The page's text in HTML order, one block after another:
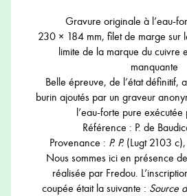
Gravure originale à l’eau-
230 × 184 mm, filet de marge sur
limite de la marque du cuivre
manquante
Belle épreuve, de l’état définitif,
burin ajoutés par un graveur
l’eau-forte pure
Référence : P. de
Provenance : P. P.(Lugt 2103 c),
Nous sommes ici en présence
réalisée par Fredou.
coupée était la suivante : Source